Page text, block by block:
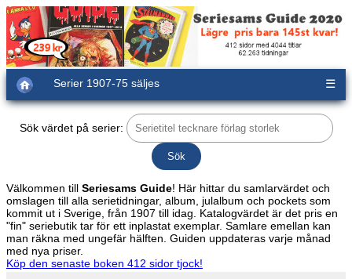
Serier 1907-75 säljes ☰
Sök värdet på serier:
Välkommen till Seriesams Guide! Här hittar du samlarvärdet och
omslagen till alla serietidningar, album, julalbum och pockets som
kommit ut i Sverige, från 1907 till idag. Katalogvärdet är det pris en
"fin" seriebutik tar för ett inplastat exemplar. Samlare emellan kan
man räkna med ungefär hälften. Guiden uppdateras varje månad
med nya priser.
Köp den senaste boken 412 sidor tjock!